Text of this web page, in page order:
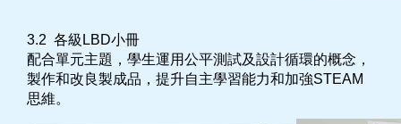
3.2 各級LBD小冊
配合單元主題，學生運用公平測試及設計循環的概念，
製作和改良製成品，提升自主學習能力和加強STEAM
思維。